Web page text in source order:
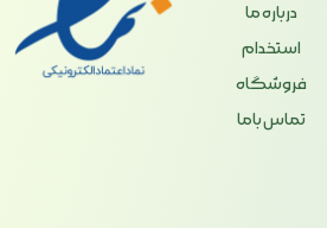
درباره ما
استخدام
فروشگاه
تماس باما